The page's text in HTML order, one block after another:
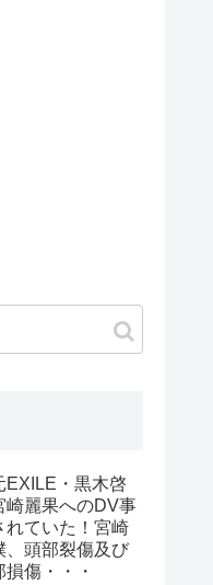
EXILE・黒木啓
崎麗果へのDV事
れていた！宮崎
、頭部裂傷及び
傷・・・